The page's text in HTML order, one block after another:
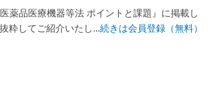
品医療機器等法 ポイントと課題』に掲載し
粋してご紹介いたし...続きは会員登録（無料）